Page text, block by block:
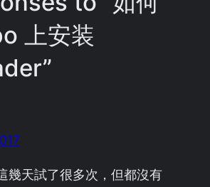
上安装
幾天試了很多次，但都沒有